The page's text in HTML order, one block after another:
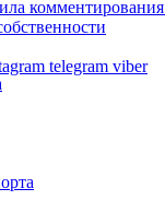
комментирования
telegram viber